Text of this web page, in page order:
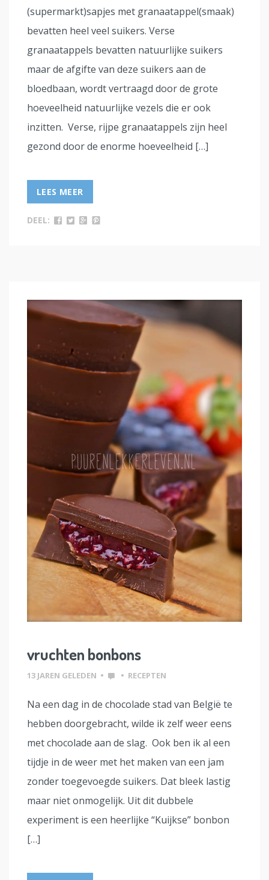
(supermarkt)sapjes met granaatappel(smaak)
bevatten heel veel suikers. Verse
granaatappels bevatten natuurlijke suikers
maar de afgifte van deze suikers aan de
bloedbaan, wordt vertraagd door de grote
hoeveelheid natuurlijke vezels die er ook
inzitten. Verse, rijpe granaatappels zijn heel
gezond door de enorme hoeveelheid […]
LEES MEER
DEEL:
vruchten bonbons
13 JAREN GELEDEN • • RECEPTEN
Na een dag in de chocolade stad van België te
hebben doorgebracht, wilde ik zelf weer eens
met chocolade aan de slag. Ook ben ik al een
tijdje in de weer met het maken van een jam
zonder toegevoegde suikers. Dat bleek lastig
maar niet onmogelijk. Uit dit dubbele
experiment is een heerlijke “Kuijkse” bonbon
[…]